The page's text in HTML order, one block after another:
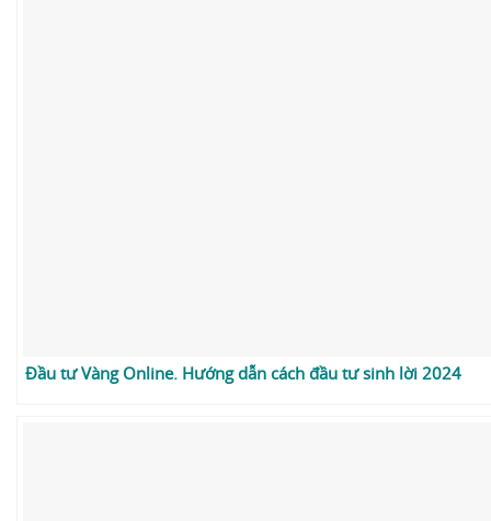
Đầu tư Vàng Online. Hướng dẫn cách đầu tư sinh lời 2024